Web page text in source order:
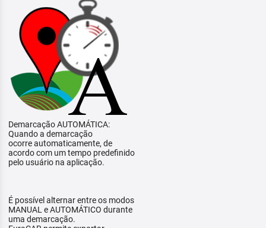
Demarcação AUTOMÁTICA:
Quando a demarcação
ocorre automaticamente, de
acordo com um tempo predefinido
pelo usuário na aplicação.
É possível alternar entre os modos
MANUAL e AUTOMÁTICO durante
uma demarcação.